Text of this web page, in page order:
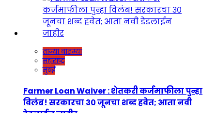
ताज्या बातम्या
महाराष्ट्र
मुंबई
Farmer Loan Waiver : शेतकरी कर्जमाफीला पुन्हा
विलंब! सरकारचा ३० जूनचा शब्द हवेत; आता नवी